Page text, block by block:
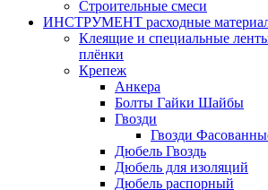
Строительные смеси
ИНСТРУМЕНТ расходные
Клеящие и специальные
плёнки
Крепеж
Анкера
Болты Гайки Шайбы
Гвозди
Гвозди
Дюбель Гвоздь
Дюбель для изоляций
Дюбель распорный